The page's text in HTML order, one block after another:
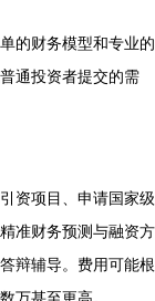
的财务模型和专业的
通投资者提交的需
资项目、申请国家级
准财务预测与融资方
辩辅导。费用可能根